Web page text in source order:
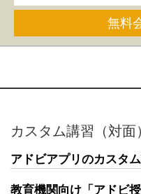
無料
カスタム講習（対面
アドビアプリのカスタ
教育機関向け「アドビ